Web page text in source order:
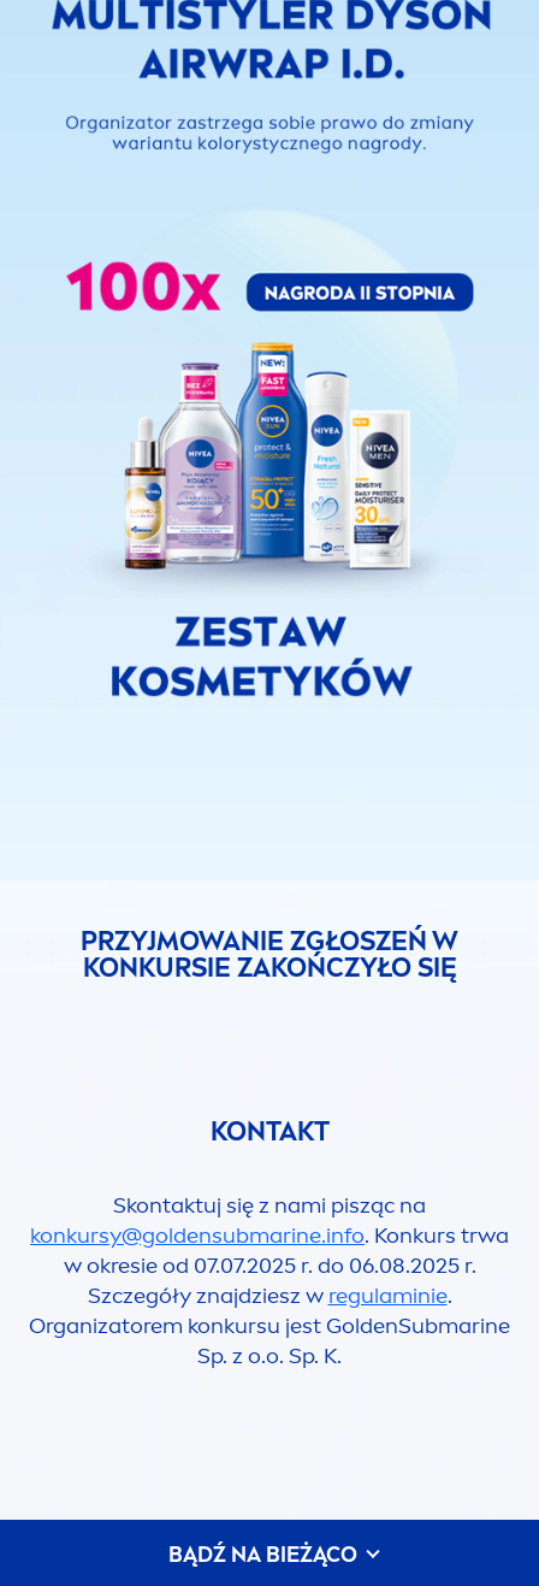
PRZYJMOWANIE ZGŁOSZEŃ W
KONKURSIE ZAKOŃCZYŁO SIĘ
KONTAKT
Skontaktuj się z nami pisząc na
konkursy@goldensubmarine.info. Konkurs trwa
w okresie od 07.07.2025 r. do 06.08.2025 r.
Szczegóły znajdziesz w regulaminie.
Organizatorem konkursu jest GoldenSubmarine
Sp. z o.o. Sp. K.
BĄDŹ NA BIEŻĄCO